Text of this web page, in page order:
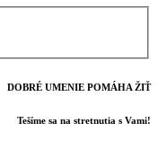
DOBRÉ UMENIE POMÁHA ŽIŤ
Tešíme sa na stretnutia s Vami!